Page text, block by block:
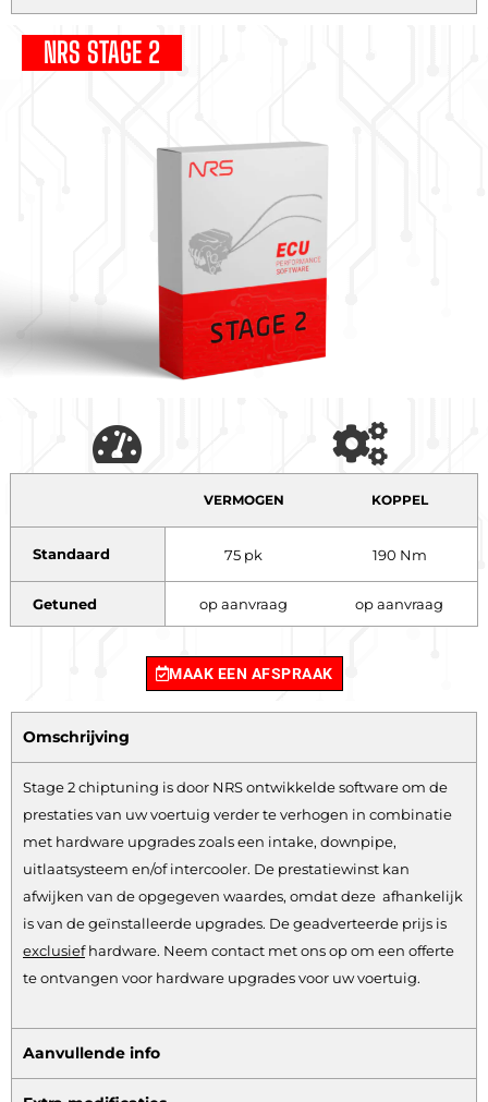
NRS STAGE 2
VERMOGEN KOPPEL
Standaard 75 pk 190 Nm
Getuned op aanvraag op aanvraag
MAAK EEN AFSPRAAK
Omschrijving
Stage 2 chiptuning is door NRS ontwikkelde software om de
prestaties van uw voertuig verder te verhogen in combinatie
met hardware upgrades zoals een intake, downpipe,
uitlaatsysteem en/of intercooler. De prestatiewinst kan
afwijken van de opgegeven waardes, omdat deze afhankelijk
is van de geïnstalleerde upgrades. De geadverteerde prijs is
exclusiefhardware. Neem contact met ons op om een offerte
te ontvangen voor hardware upgrades voor uw voertuig.
Aanvullende info